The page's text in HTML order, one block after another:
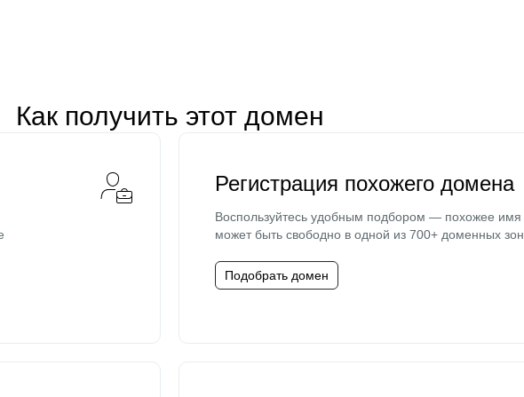
Как получить этот домен
Регистрация похожего домена
Воспользуйтесь удобным подбором — похожее имя
может быть свободно в одной из 700+ доменных зон.
Подобрать домен